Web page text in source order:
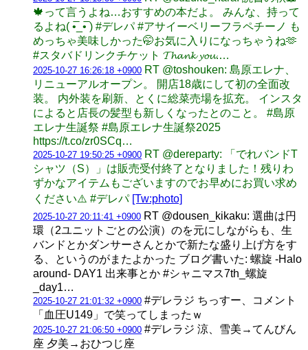
🍁って言うよね…おすすめの本だよ。 みんな、持って
るよね( •̅_•̅ ) #デレパ #アサイーベリーフラペチーノ も
めっちゃ美味しかった🤭お気に入りになっちゃうね🫶
#スタバドリンクチケット 𝓣𝓱𝓪𝓷𝓴 𝔂𝓸𝓾.…
2025-10-27 16:26:18 +0900 RT @toshouken: 島原エレナ、
リニューアルオープン。 開店18歳にして初の全面改
装。 内外装を刷新、とくに総菜売場を拡充。 インスタ
によると店長の髪型も新しくなったとのこと。 #島原
エレナ生誕祭 #島原エレナ生誕祭2025
https://t.co/zr0SCq…
2025-10-27 19:50:25 +0900 RT @dereparty: 「でれバンドT
シャツ（S）」は販売受付終了となりました！残りわ
ずかなアイテムもございますのでお早めにお買い求め
ください⚠️ #デレパ [Tw:photo]
2025-10-27 20:11:41 +0900 RT @dousen_kikaku: 選曲は円
環（2ユニットごとの公演）のを元にしながらも、生
バンドとかダンサーさんとかで新たな盛り上げ方をす
る、というのがまたよかった ブログ書いた: 螺旋 -Halo
around- DAY1 出来事とか #シャニマス7th_螺旋
_day1…
2025-10-27 21:01:32 +0900 #デレラジ ちっすー、コメント
「血圧U149」で笑ってしまったｗ
2025-10-27 21:06:50 +0900 #デレラジ 涼、雪美→てんびん
座 夕美→おひつじ座